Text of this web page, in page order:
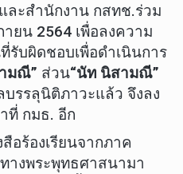
ะสำนักงาน กสทช.ร่วม
ยน 2564 เพื่อลงความ
รับผิดชอบเพื่อดำเนินการ
มณี” ส่วน“นัท นิสามณี”
รรลุนิติภาวะแล้ว จึงลง
ที่ กมธ. อีก
อร้องเรียนจากภาค
างพระพุทธศาสนามา